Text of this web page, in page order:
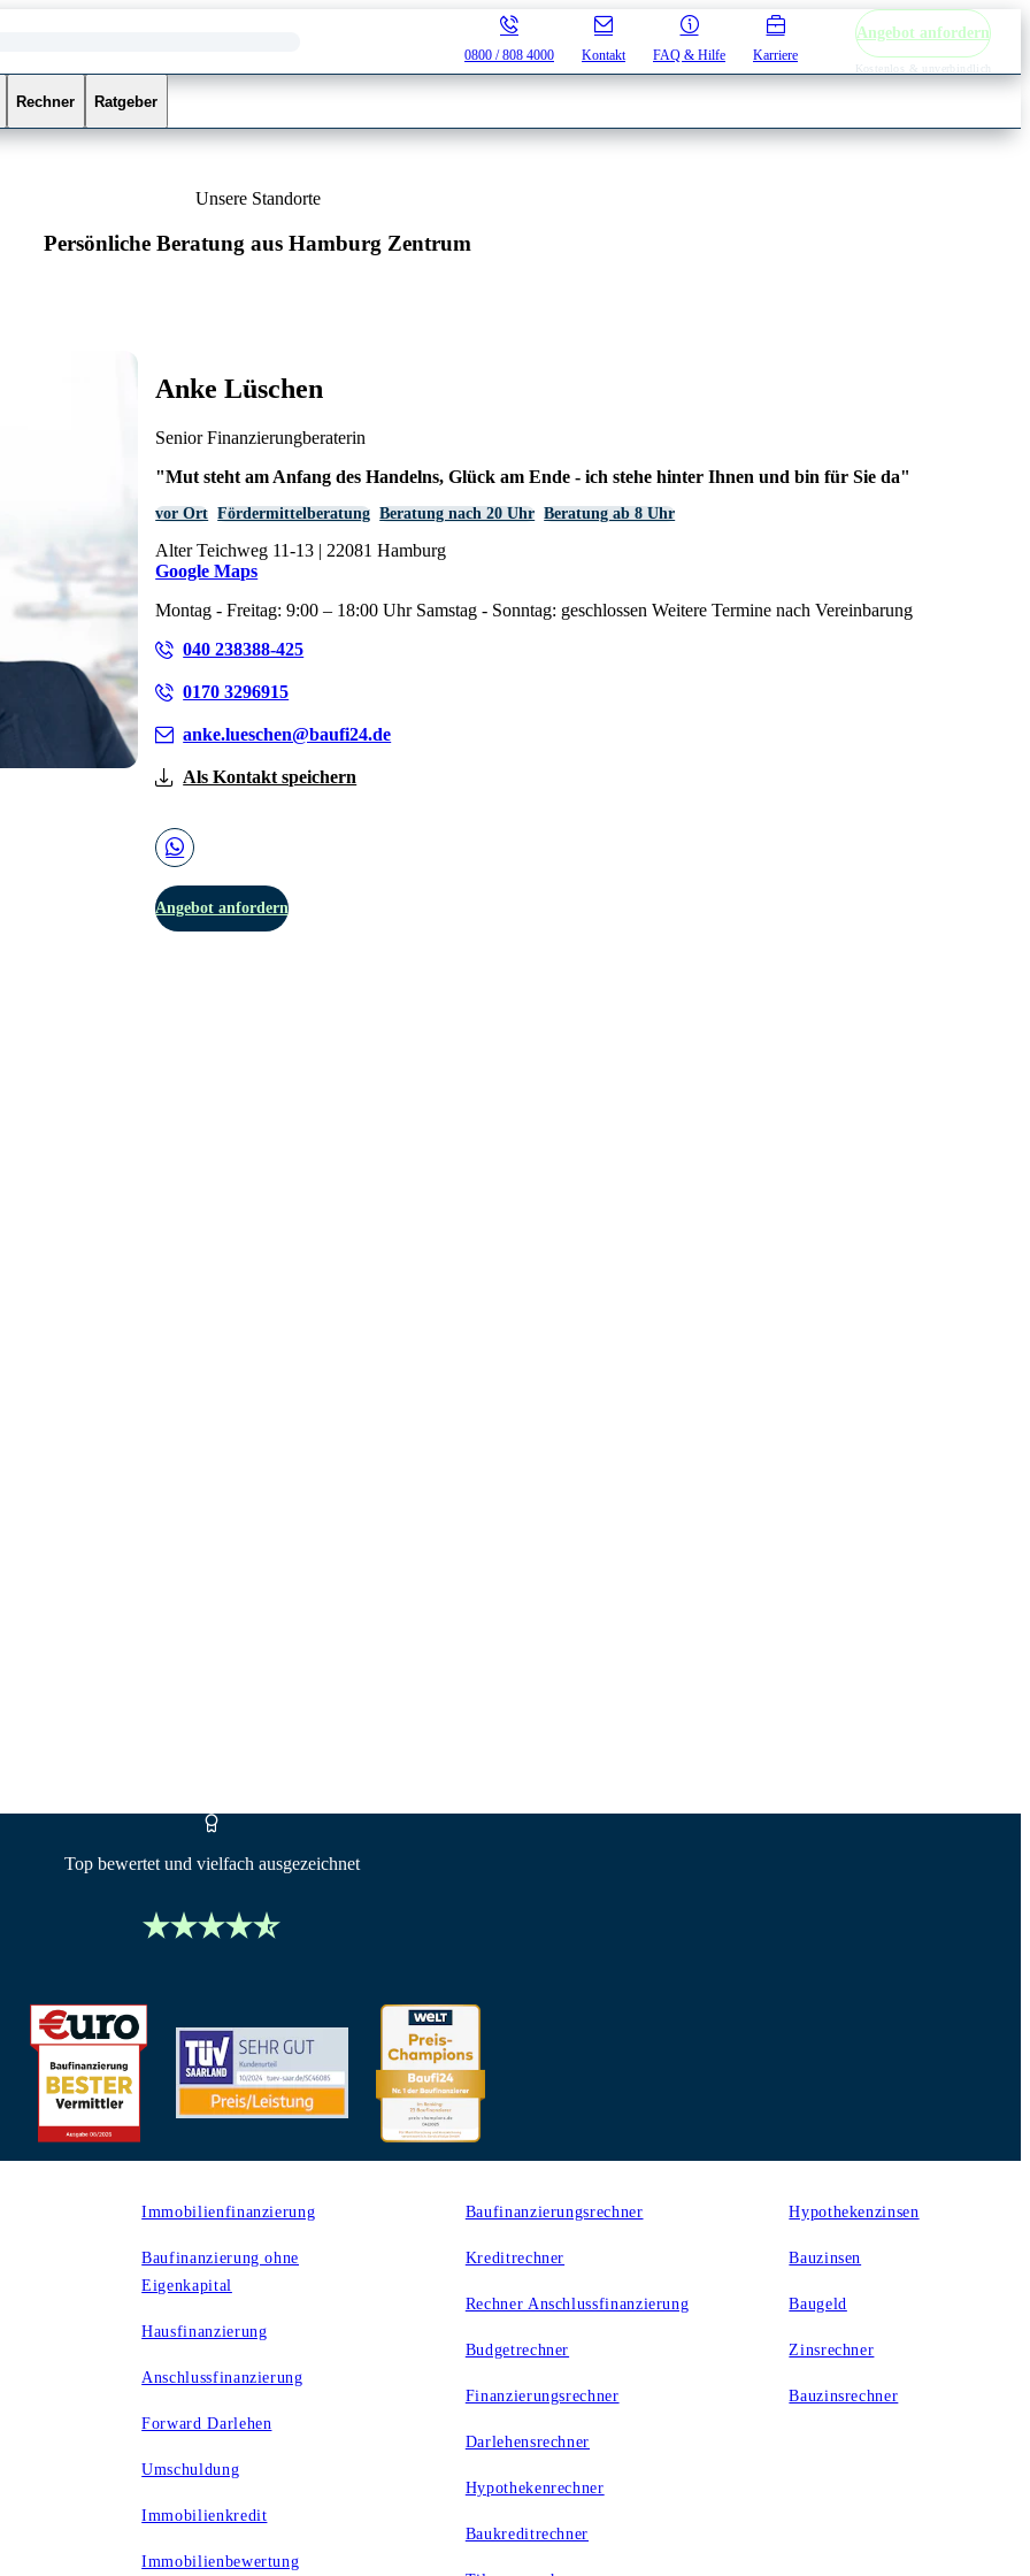
0800 / 808 4000 Kontakt FAQ & Hilfe Karriere
Angebot anfordern
Kostenlos & unverbindlich
Rechner Ratgeber
Unsere Standorte
Persönliche Beratung aus Hamburg Zentrum
Anke Lüschen
Senior Finanzierungberaterin
"Mut steht am Anfang des Handelns, Glück am Ende - ich stehe hinter Ihnen und bin für Sie da"
vor Ort Fördermittelberatung Beratung nach 20 Uhr Beratung ab 8 Uhr
Alter Teichweg 11-13 | 22081 Hamburg
Google Maps
Montag - Freitag: 9:00 – 18:00 Uhr Samstag - Sonntag: geschlossen Weitere Termine nach Vereinbarung
040 238388-425
0170 3296915
anke.lueschen@baufi24.de
Als Kontakt speichern
Angebot anfordern
Top bewertet und vielfach ausgezeichnet
Immobilienfinanzierung
Baufinanzierung ohne
Eigenkapital
Hausfinanzierung
Anschlussfinanzierung
Forward Darlehen
Umschuldung
Immobilienkredit
Immobilienbewertung
Baufinanzierungsrechner
Kreditrechner
Rechner Anschlussfinanzierung
Budgetrechner
Finanzierungsrechner
Darlehensrechner
Hypothekenrechner
Baukreditrechner
Hypothekenzinsen
Bauzinsen
Baugeld
Zinsrechner
Bauzinsrechner